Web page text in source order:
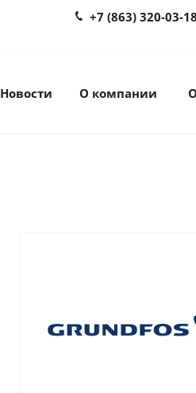
+7 (863) 320-03-18
Новости О компании